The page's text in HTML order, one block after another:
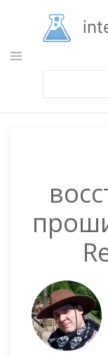
основному
содержанию